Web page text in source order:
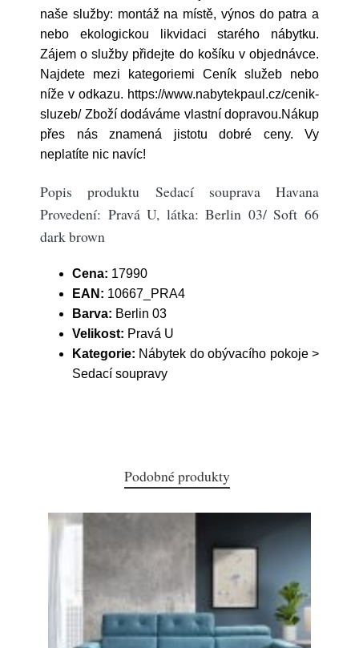
naše služby: montáž na místě, výnos do patra a
nebo ekologickou likvidaci starého nábytku.
Zájem o služby přidejte do košíku v objednávce.
Najdete mezi kategoriemi Ceník služeb nebo
níže v odkazu. https://www.nabytekpaul.cz/cenik-
sluzeb/ Zboží dodáváme vlastní dopravou.Nákup
přes nás znamená jistotu dobré ceny. Vy
neplatíte nic navíc!
Popis produktu Sedací souprava Havana
Provedení: Pravá U, látka: Berlin 03/ Soft 66
dark brown
Cena: 17990
EAN: 10667_PRA4
Barva: Berlin 03
Velikost: Pravá U
Kategorie: Nábytek do obývacího pokoje >
Sedací soupravy
Podobné produkty